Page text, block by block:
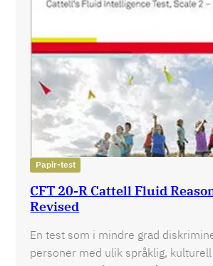
Papir-test
CFT 20-R Cattell Fluid
Revised
En test som i mindre grad
personer med ulik språklig,